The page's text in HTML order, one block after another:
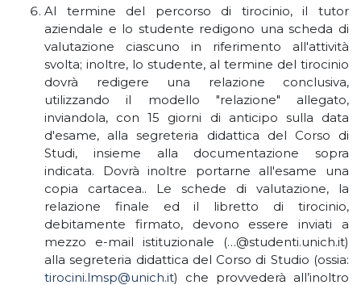
Al termine del percorso di tirocinio, il tutor
aziendale e lo studente redigono una scheda di
valutazione ciascuno in riferimento all'attività
svolta; inoltre, lo studente, al termine del tirocinio
dovrà redigere una relazione conclusiva,
utilizzando il modello "relazione" allegato,
inviandola, con 15 giorni di anticipo sulla data
d'esame, alla segreteria didattica del Corso di
Studi, insieme alla documentazione sopra
indicata. Dovrà inoltre portarne all'esame una
copia cartacea.. Le schede di valutazione, la
relazione finale ed il libretto di tirocinio,
debitamente firmato, devono essere inviati a
mezzo e-mail istituzionale (…@studenti.unich.it)
alla segreteria didattica del Corso di Studio (ossia:
tirocini.lmsp@unich.it) che provvederà all’inoltro